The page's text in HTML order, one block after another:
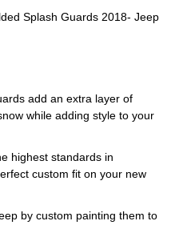
Splash Guards 2018- Jeep
add an extra layer of
while adding style to your
highest standards in
custom fit on your new
by custom painting them to